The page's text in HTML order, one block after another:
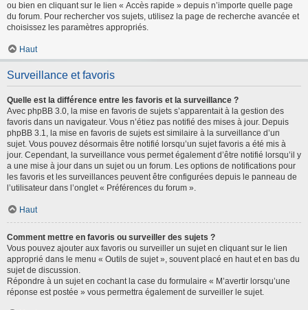
ou bien en cliquant sur le lien « Accès rapide » depuis n’importe quelle page
du forum. Pour rechercher vos sujets, utilisez la page de recherche avancée et
choisissez les paramètres appropriés.
Haut
Surveillance et favoris
Quelle est la différence entre les favoris et la surveillance ?
Avec phpBB 3.0, la mise en favoris de sujets s’apparentait à la gestion des
favoris dans un navigateur. Vous n’étiez pas notifié des mises à jour. Depuis
phpBB 3.1, la mise en favoris de sujets est similaire à la surveillance d’un
sujet. Vous pouvez désormais être notifié lorsqu’un sujet favoris a été mis à
jour. Cependant, la surveillance vous permet également d’être notifié lorsqu’il y
a une mise à jour dans un sujet ou un forum. Les options de notifications pour
les favoris et les surveillances peuvent être configurées depuis le panneau de
l’utilisateur dans l’onglet « Préférences du forum ».
Haut
Comment mettre en favoris ou surveiller des sujets ?
Vous pouvez ajouter aux favoris ou surveiller un sujet en cliquant sur le lien
approprié dans le menu « Outils de sujet », souvent placé en haut et en bas du
sujet de discussion.
Répondre à un sujet en cochant la case du formulaire « M’avertir lorsqu’une
réponse est postée » vous permettra également de surveiller le sujet.